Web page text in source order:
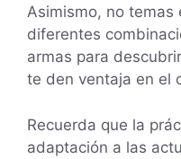
Asimismo, no temas
diferentes
armas para
te den ventaja en el
Recuerda que la
adaptación a las